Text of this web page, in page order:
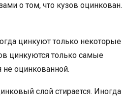
о том, что кузов оцинкован.
цинкуют только некоторые
цинкуются только самые
оцинкованной.
слой стирается. Иногда